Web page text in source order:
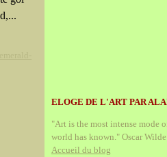
d,...
ELOGE DE L'ART PAR
"Art is the most intense mode
world has known." Oscar Wilde
Accueil du blog